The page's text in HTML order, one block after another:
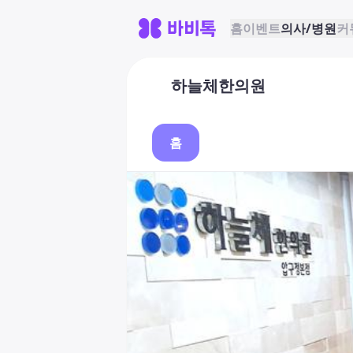
홈이벤트의사/병원커
하늘체한의원
홈